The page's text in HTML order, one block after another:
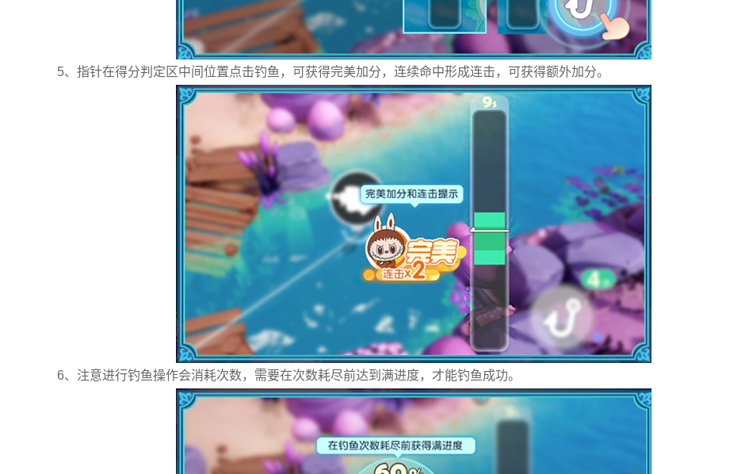
5、指针在得分判定区中间位置点击钓鱼，可获得完美加分，连续命中形成连击，可获得额外加分。
6、注意进行钓鱼操作会消耗次数，需要在次数耗尽前达到满进度，才能钓鱼成功。